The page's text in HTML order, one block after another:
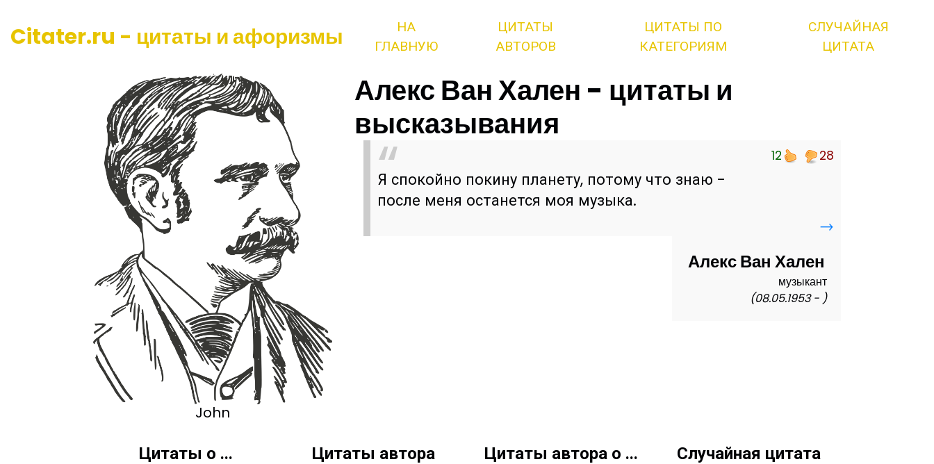
Citater.ru - цитаты и афоризмы
НА
ГЛАВНУЮ
ЦИТАТЫ
АВТОРОВ
ЦИТАТЫ ПО
КАТЕГОРИЯМ
СЛУЧАЙНАЯ
ЦИТАТА
John
Алекс Ван Хален - цитаты и
высказывания
12 28
Я спокойно покину планету, потому что знаю -
после меня останется моя музыка.
→
Алекс Ван Хален
музыкант
(08.05.1953 - )
Цитаты о ... Цитаты автора Цитаты автора о ... Случайная цитата